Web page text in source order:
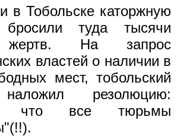
в Тобольске каторжную
туда тысячи
жертв. На запрос
властей о наличии в
мест, тобольский
резолюцию:
что все тюрьмы